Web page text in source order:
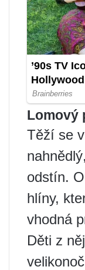
Lomový
Těží se
odstín.
hlíny,
vhodná
Děti z